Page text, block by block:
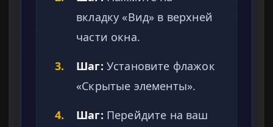
вкладку «Вид» в верхней
части окна.
3.
Шаг: Установите флажок
«Скрытые элементы».
4.
Шаг: Перейдите на ваш